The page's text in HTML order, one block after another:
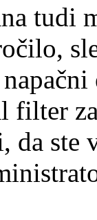
tudi
filter
da